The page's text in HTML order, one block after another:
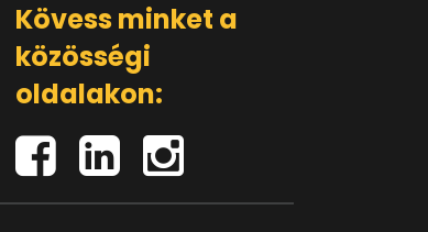
Kövess minket a
közösségi
oldalakon: